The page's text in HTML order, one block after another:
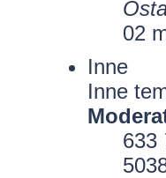
02
Inne
Inne
633